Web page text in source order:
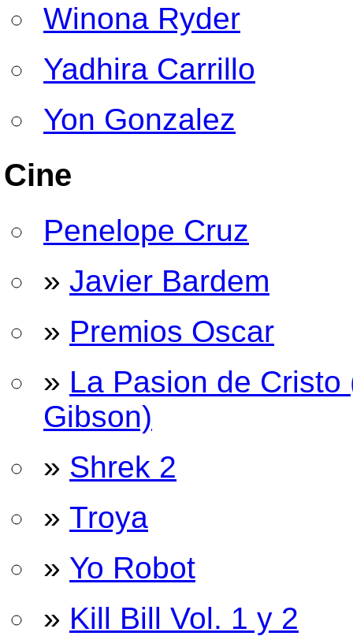
Winona Ryder
Yadhira Carrillo
Yon Gonzalez
Cine
Penelope Cruz
» Javier Bardem
» Premios Oscar
» La Pasion de Cristo
Gibson)
» Shrek 2
» Troya
» Yo Robot
» Kill Bill Vol. 1 y 2